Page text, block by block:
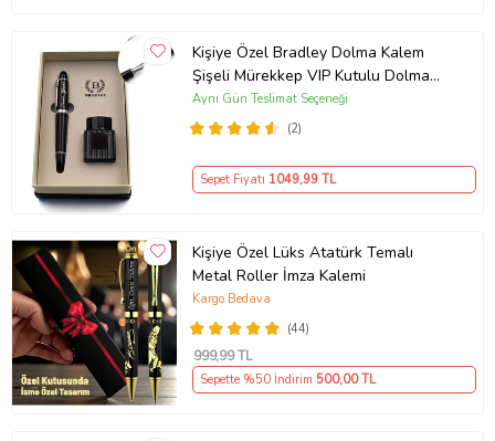
Kişiye Özel Bradley Dolma Kalem
Şişeli Mürekkep VIP Kutulu Dolma
Kalem Seti (Siyah)
(2)
Aynı Gün Teslimat Seçeneği
Sepet Fiyatı 1049,99 TL
Kişiye Özel Lüks Atatürk Temalı
Metal Roller İmza Kalemi
(44)
Kargo Bedava
999,99 TL
Sepette %50 İndirim 500,00 TL